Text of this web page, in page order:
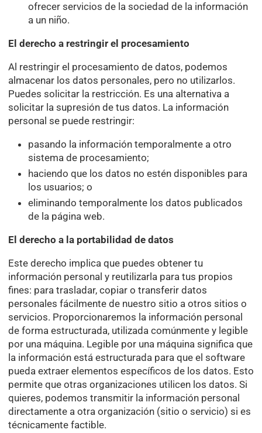
ofrecer servicios de la sociedad de la información
a un niño.
El derecho a restringir el procesamiento
Al restringir el procesamiento de datos, podemos
almacenar los datos personales, pero no utilizarlos.
Puedes solicitar la restricción. Es una alternativa a
solicitar la supresión de tus datos. La información
personal se puede restringir:
pasando la información temporalmente a otro
sistema de procesamiento;
haciendo que los datos no estén disponibles para
los usuarios; o
eliminando temporalmente los datos publicados
de la página web.
El derecho a la portabilidad de datos
Este derecho implica que puedes obtener tu
información personal y reutilizarla para tus propios
fines: para trasladar, copiar o transferir datos
personales fácilmente de nuestro sitio a otros sitios o
servicios. Proporcionaremos la información personal
de forma estructurada, utilizada comúnmente y legible
por una máquina. Legible por una máquina significa que
la información está estructurada para que el software
pueda extraer elementos específicos de los datos. Esto
permite que otras organizaciones utilicen los datos. Si
quieres, podemos transmitir la información personal
directamente a otra organización (sitio o servicio) si es
técnicamente factible.